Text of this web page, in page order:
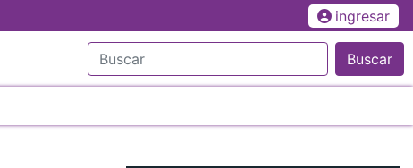
ingresar
Buscar